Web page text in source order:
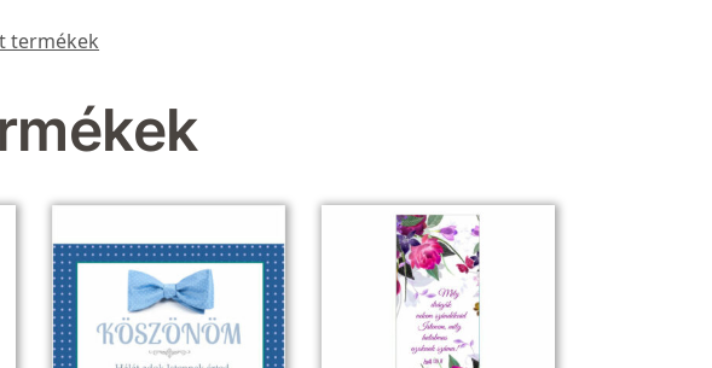
termékek